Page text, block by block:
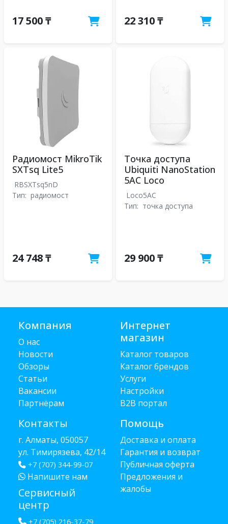
17 500 ₸ 22 310 ₸
Радиомост MikroTik
SXTsq Lite5
RBSXTsq5nD
Тип: радиомост
24 748 ₸
Точка доступа
Ubiquiti NanoStation
5AC Loco
Loco5AC
Тип: точка доступа
29 900 ₸
Компания
О нас
Новости
Обзоры
Статьи
Вакансии
Партнёрам
Контакты
г. Алматы, 050057
ул. Тимирязева, 42/14
+7 (707) 344-99-07
Напишите нам
Сервисный
центр
+7 (705) 216-37-79
Интернет
магазин
Каталог товаров
Каталог брендов
Услуги
Настройки
B2B портал
Помощь
Доставка и оплата
Гарантия и возврат
Публичная оферта
Предложения и
жалобы